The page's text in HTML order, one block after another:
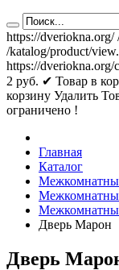
https://dveriokna.org/
/katalog/product/
https://dveriokna.org/
2 руб. ✔ Товар в
корзину Удалить
ограничено !
Главная
Каталог
Дверь Марон
Дверь